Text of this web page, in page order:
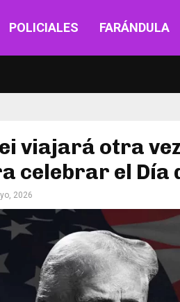
POLICIALES FARÁNDULA
viajará otra
celebrar el Día
2026